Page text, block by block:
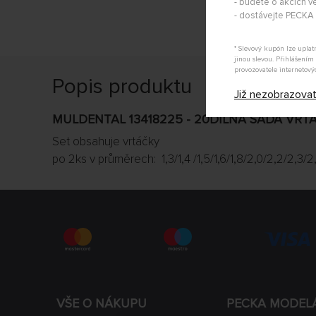
- dostávejte PECKA
* Slevový kupón lze
jinou slevou.
provozovatele
Již nezobrazovat
Popis produktu
MULDENTAL 13418225 - 20DÍLNÁ SADA
Set obsahuje vrtáčky
po 2ks v průměrech: 1,3/1,4 /1,5/1,6/1,8/2,0/2,2/2,3/
VŠE O NÁKUPU PECKA